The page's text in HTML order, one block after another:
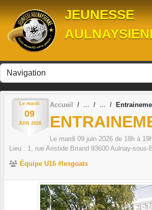
JEUNESSE
Le mardi
09
JUIN 2026
Accueil
Le mardi 09 juin 2026 de 18h à
Lieu : 1, rue Aristide Briand 93600 Aulnay-sous-
Équipe U16 #lesgoats